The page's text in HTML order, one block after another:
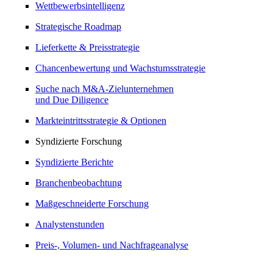
Wettbewerbsintelligenz
Strategische Roadmap
Lieferkette & Preisstrategie
Chancenbewertung und Wachstumsstrategie
Suche nach M&A-Zielunternehmen
und Due Diligence
Markteintrittsstrategie & Optionen
Syndizierte Forschung
Syndizierte Berichte
Branchenbeobachtung
Maßgeschneiderte Forschung
Analystenstunden
Preis-, Volumen- und Nachfrageanalyse